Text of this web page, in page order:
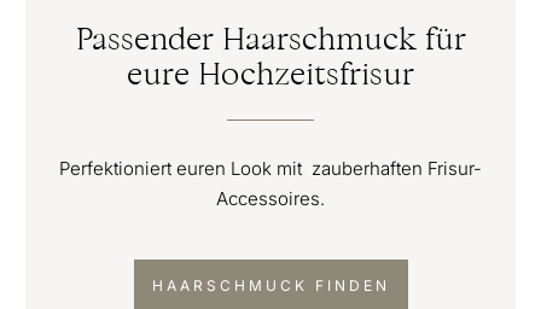
Passender Haarschmuck für
eure Hochzeitsfrisur
Perfektioniert euren Look mit zauberhaften Frisur-
Accessoires.
HAARSCHMUCK FINDEN